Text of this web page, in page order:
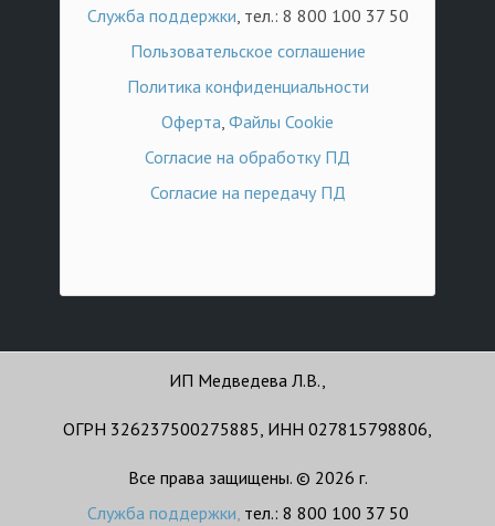
Служба поддержки, тел.: 8 800 100 37 50
Пользовательское соглашение
Политика конфиденциальности
Оферта, Файлы Cookie
Согласие на обработку ПД
Согласие на передачу ПД
ИП Медведева Л.В.,
ОГРН 326237500275885, ИНН 027815798806,
Все права защищены. © 2026 г.
Служба поддержки, тел.: 8 800 100 37 50